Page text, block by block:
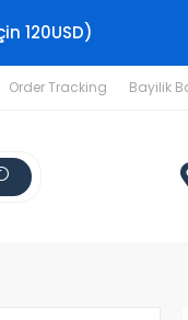
120USD)
Order Tracking Bayilik